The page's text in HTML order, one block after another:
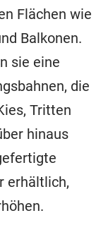
Flächen wie
Balkonen.
sie eine
die
Tritten
hinaus
erhältlich,